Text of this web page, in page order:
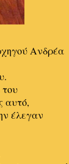
Ανδρέα
αυτό,
έλεγαν